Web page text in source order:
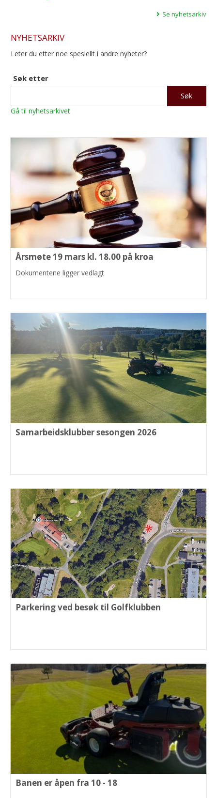
Se nyhetsarkiv
NYHETSARKIV
Leter du etter noe spesiellt i andre nyheter?
Søk etter
Gå til nyhetsarkivet
Årsmøte 19 mars kl. 18.00 på kroa
Dokumentene ligger vedlagt
Samarbeidsklubber sesongen 2026
Parkering ved besøk til Golfklubben
Banen er åpen fra 10 - 18